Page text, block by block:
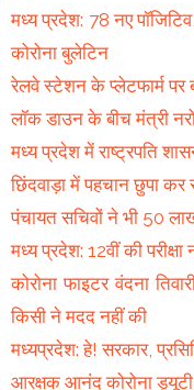
मध्य प्रदेश: 78 नए
कोरोना बुलेटिन
रेलवे स्टेशन के प्लेटफार्म पर
लॉक डाउन के बीच मंत्री
मध्य प्रदेश में राष्ट्रपति
छिंदवाड़ा में पहचान छुपा कर
पंचायत सचिवों ने भी 50
मध्य प्रदेश: 12वीं की
कोरोना फाइटर वंदना
किसी ने मदद नहीं की
मध्यप्रदेश: हे! सरकार,
आरक्षक आनंद कोरोना